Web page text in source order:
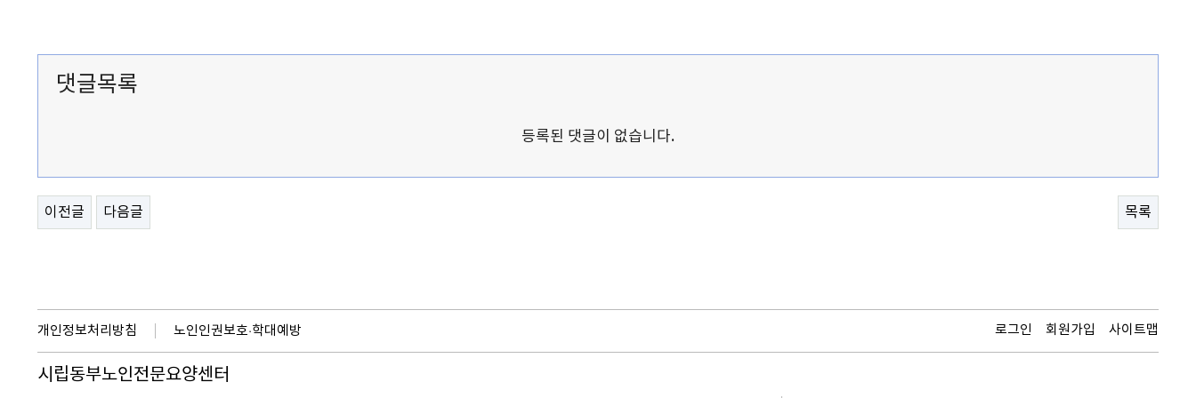
댓글목록
등록된 댓글이 없습니다.
이전글 다음글 목록
로그인 회원가입 사이트맵
개인정보처리방침 노인인권보호·학대예방
시립동부노인전문요양센터